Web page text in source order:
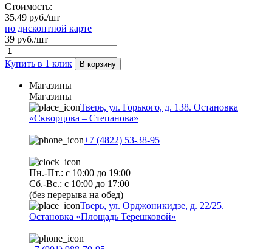
Стоимость:
35.49 руб./шт
по дисконтной карте
39 руб./шт
Купить в 1 клик В корзину
Магазины
Магазины
Тверь, ул. Горького, д. 138. Остановка
«Скворцова – Степанова»
+7 (4822) 53-38-95
Пн.-Пт.: с 10:00 до 19:00
Сб.-Вс.: с 10:00 до 17:00
(без перерыва на обед)
Тверь, ул. Орджоникидзе, д. 22/25.
Остановка «Площадь Терешковой»